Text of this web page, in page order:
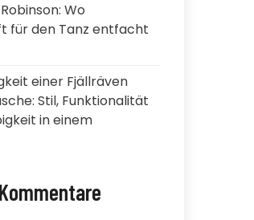
Wo
für den Tanz entfacht
einer Fjällräven
Stil, Funktionalität
in einem